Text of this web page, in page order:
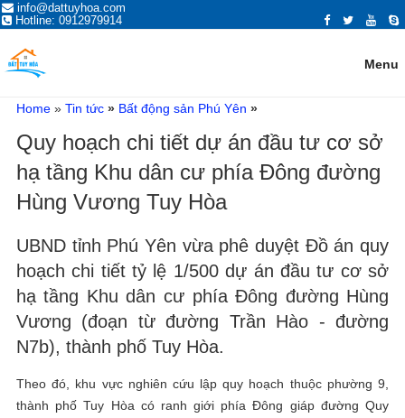
info@dattuyhoa.com
Hotline: 0912979914
ĐĂNG TIN MUA BÁN NHÀ ĐẤT,
PHÚ YÊN
Trang đăng tin mua bán nhà đất Tuy Hòa Phú Yên 2021 chính chủ, giá tốt,
vị trí đẹp, đường rộng. Mua bán nhà đất ở Tuy Hòa, Phú Yên có giấy tờ
sổ hồng đỏ, đất ven biển, hướng đông, tây, nam, bắc...
Menu
Home» Tin tức » Bất động sản Phú Yên »
Quy hoạch chi tiết dự án đầu tư cơ sở
hạ tầng Khu dân cư phía Đông đường
Hùng Vương Tuy Hòa
UBND tỉnh Phú Yên vừa phê duyệt Đồ án quy
hoạch chi tiết tỷ lệ 1/500 dự án đầu tư cơ sở
hạ tầng Khu dân cư phía Đông đường Hùng
Vương (đoạn từ đường Trần Hào - đường
N7b), thành phố Tuy Hòa.
Theo đó, khu vực nghiên cứu lập quy hoạch thuộc phường 9,
thành phố Tuy Hòa có ranh giới phía Đông giáp đường Quy